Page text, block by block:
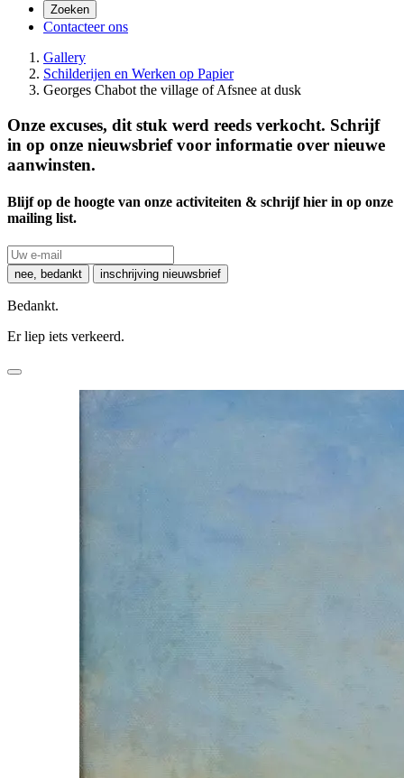
Zoeken
Contacteer ons
Gallery
Schilderijen en Werken op Papier
Georges Chabot the village of Afsnee at dusk
Onze excuses, dit stuk werd reeds verkocht. Schrijf
in op onze nieuwsbrief voor informatie over nieuwe
aanwinsten.
Blijf op de hoogte van onze activiteiten & schrijf hier in op onze
mailing list.
nee, bedankt inschrijving nieuwsbrief
Bedankt.
Er liep iets verkeerd.